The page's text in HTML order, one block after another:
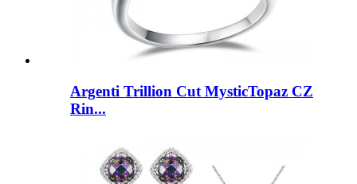
Argenti Trillion Cut MysticTopaz CZ
Rin...